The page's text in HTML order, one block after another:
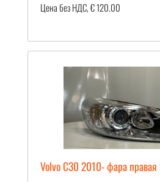
Цена без НДС, € 120.00
Volvo C30 2010- фара